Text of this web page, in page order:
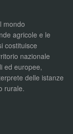
mondo
agricole e le
costituisce
nazionale
ed europee,
delle istanze
rurale.